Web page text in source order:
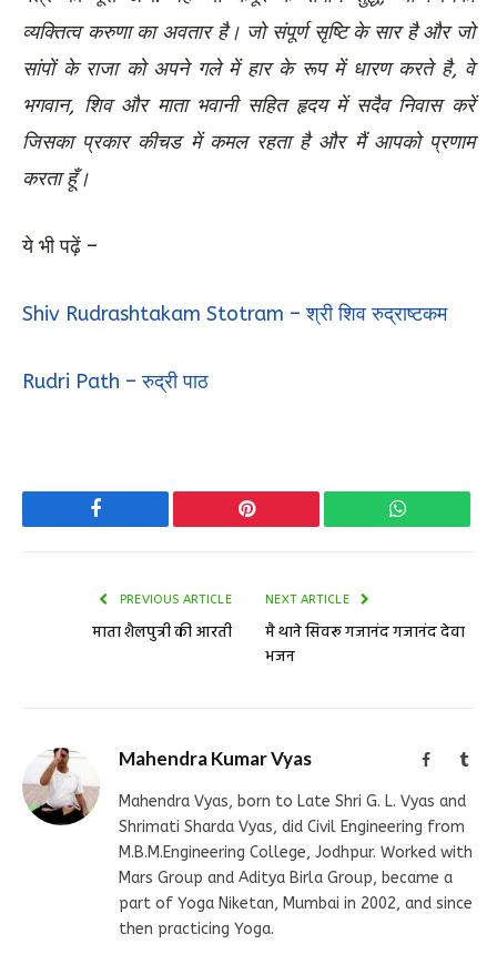
व्यक्तित्व करुणा का अवतार है। जो संपूर्ण सृष्टि के सार है और जो
सांपों के राजा को अपने गले में हार के रूप में धारण करते है, वे
भगवान, शिव और माता भवानी सहित हृदय में सदैव निवास करें
जिसका प्रकार कीचड में कमल रहता है और मैं आपको प्रणाम
करता हूँ।
ये भी पढ़ें –
Shiv Rudrashtakam Stotram – श्री शिव रुद्राष्टकम
Rudri Path – रुद्री पाठ
Facebook Pinterest WhatsApp
PREVIOUS ARTICLE
माता शैलपुत्री की आरती
NEXT ARTICLE
मै थाने सिवरू गजानंद गजानंद देवा
भजन
Mahendra Kumar Vyas Facebook
Mahendra Vyas, born to Late Shri G. L. Vyas and
Shrimati Sharda Vyas, did Civil Engineering from
M.B.M.Engineering College, Jodhpur. Worked with
Mars Group and Aditya Birla Group, became a
part of Yoga Niketan, Mumbai in 2002, and since
then practicing Yoga.